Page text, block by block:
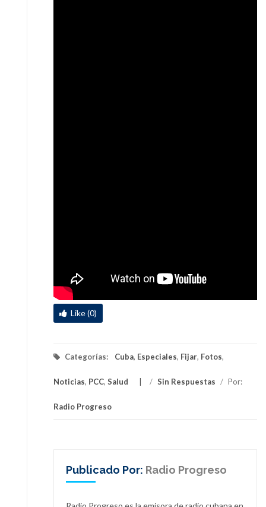
Like (0)
Categorías: Cuba, Especiales, Fijar, Fotos,
Noticias, PCC, Salud / Sin Respuestas / Por:
Radio Progreso
Publicado Por: Radio Progreso